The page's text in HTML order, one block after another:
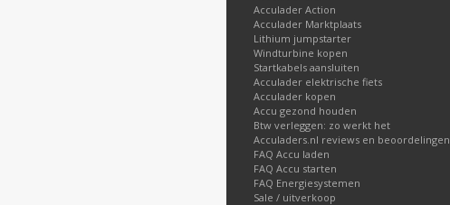
Acculader Action
Acculader Marktplaats
Lithium jumpstarter
Windturbine kopen
Startkabels aansluiten
Acculader elektrische fiets
Acculader kopen
Accu gezond houden
Btw verleggen: zo werkt het
Acculaders.nl reviews en beoordelingen
FAQ Accu laden
FAQ Accu starten
FAQ Energiesystemen
Sale / uitverkoop